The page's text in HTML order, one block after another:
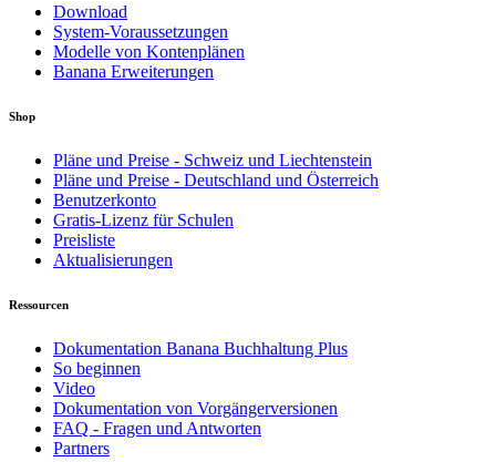
Download
System-Voraussetzungen
Modelle von Kontenplänen
Banana Erweiterungen
Shop
Pläne und Preise - Schweiz und Liechtenstein
Pläne und Preise - Deutschland und Österreich
Benutzerkonto
Gratis-Lizenz für Schulen
Preisliste
Aktualisierungen
Ressourcen
Dokumentation Banana Buchhaltung Plus
So beginnen
Video
Dokumentation von Vorgängerversionen
FAQ - Fragen und Antworten
Partners